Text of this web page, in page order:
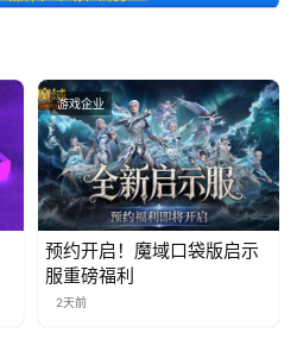
游戏企业
预约开启！魔域口袋版启示
服重磅福利
2天前